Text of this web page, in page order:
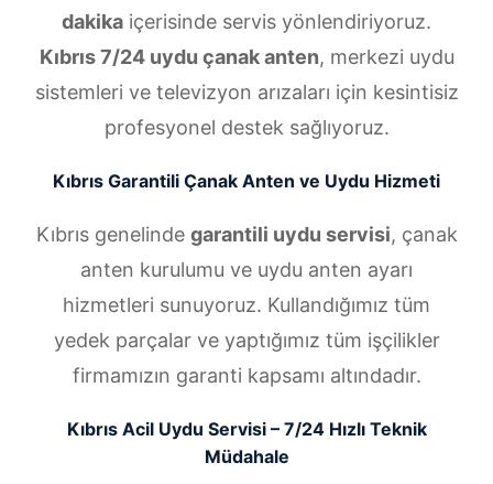
dakika içerisinde servis yönlendiriyoruz.
Kıbrıs 7/24 uydu çanak anten, merkezi uydu
sistemleri ve televizyon arızaları için kesintisiz
profesyonel destek sağlıyoruz.
Kıbrıs Garantili Çanak Anten ve Uydu Hizmeti
Kıbrıs genelinde garantili uydu servisi, çanak
anten kurulumu ve uydu anten ayarı
hizmetleri sunuyoruz. Kullandığımız tüm
yedek parçalar ve yaptığımız tüm işçilikler
firmamızın garanti kapsamı altındadır.
Kıbrıs Acil Uydu Servisi – 7/24 Hızlı Teknik
Müdahale